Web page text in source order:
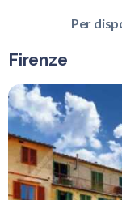
Per
Firenze